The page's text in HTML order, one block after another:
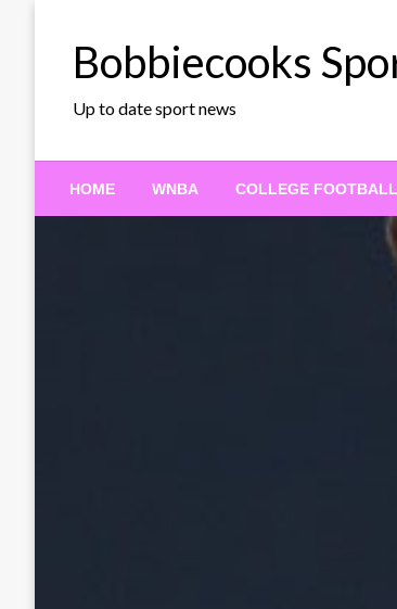
Bobbiecooks
Up to date sport news
HOME WNBA COLLEGE FOOTBALL